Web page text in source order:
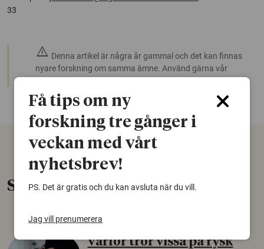
33
warning Denna artikel är några år gammal och det kan finnas
nyare forskning om samma ämne. Använd gärna vår
Senaste nytt
Varför tror vissa på rysk
Få tips om ny
forskning tre gånger i
veckan med vårt
nyhetsbrev!
PS. Det är gratis och du kan avsluta när du vill.
Jag vill prenumerera